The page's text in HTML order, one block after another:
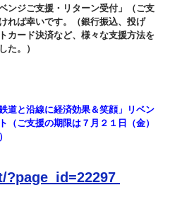
ンジご支援・リターン受付」（ご支
れば幸いです。（銀行振込、投げ
カード決済など、様々な支援方法を
た。）
道と沿線に経済効果＆笑顔」リベン
（ご支援の期限は７月２１日（金）